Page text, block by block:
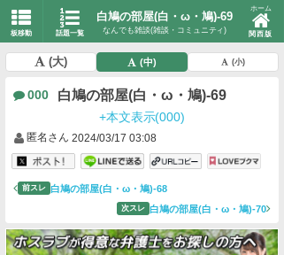
板移動 話題一覧
白鳩の部屋(白・ω・鳩)-69
なんでも雑談(雑談・コミュニティ)
ホーム
関西版
(大) (中) (小)
000 白鳩の部屋(白・ω・鳩)-69
+本文表示(000)
匿名さん 2024/03/17 03:08
前スレ 白鳩の部屋(白・ω・鳩)-68
次スレ 白鳩の部屋(白・ω・鳩)-70